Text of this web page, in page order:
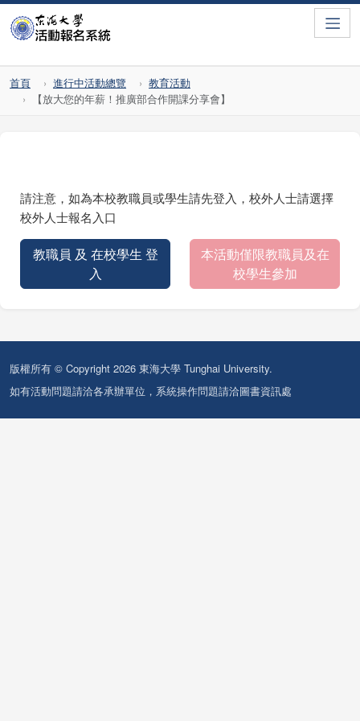
首頁 進行中活動總覽
教育活動
【放大您的年薪！推廣部合作開課分享會】
請注意，如為本校教職員或學生請先登入，校外人士請選擇
校外人士報名入口
教職員 及 在校學生 登
入
本活動僅限教職員及在
校學生參加
版權所有 © Copyright 2026 東海大學 Tunghai University.
如有活動問題請洽各承辦單位，系統操作問題請洽圖書資訊處